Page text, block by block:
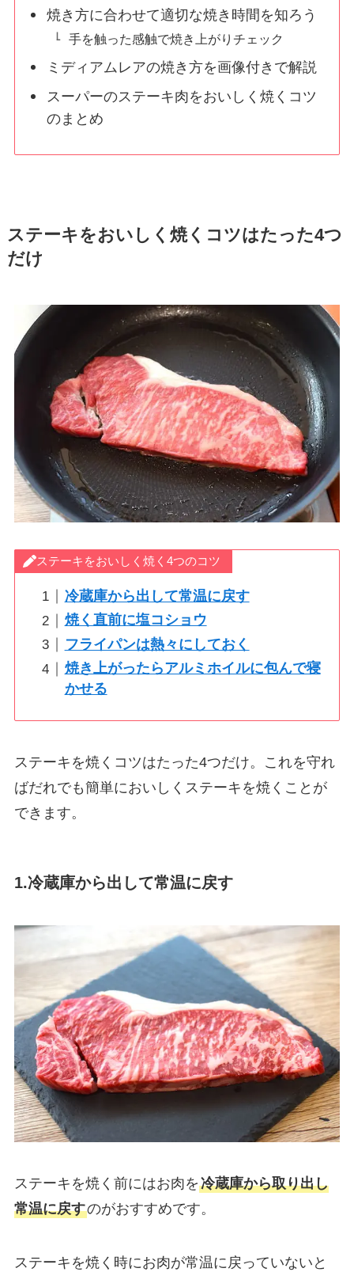
焼き方に合わせて適切な焼き時間を知ろう
手を触った感触で焼き上がりチェック
ミディアムレアの焼き方を画像付きで解説
スーパーのステーキ肉をおいしく焼くコツ
のまとめ
ステーキをおいしく焼くコツはたった4つ
だけ
ステーキをおいしく焼く4つのコツ
冷蔵庫から出して常温に戻す
焼く直前に塩コショウ
フライパンは熱々にしておく
焼き上がったらアルミホイルに包んで寝
かせる
ステーキを焼くコツはたった4つだけ。これを守れ
ばだれでも簡単においしくステーキを焼くことが
できます。
1.冷蔵庫から出して常温に戻す
ステーキを焼く前にはお肉を冷蔵庫から取り出し
常温に戻すのがおすすめです。
ステーキを焼く時にお肉が常温に戻っていないと